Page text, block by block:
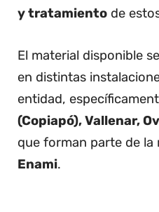
y tratamiento de
El material disponible
en distintas
entidad,
(Copiapó), Vallenar,
que forman parte de
Enami.